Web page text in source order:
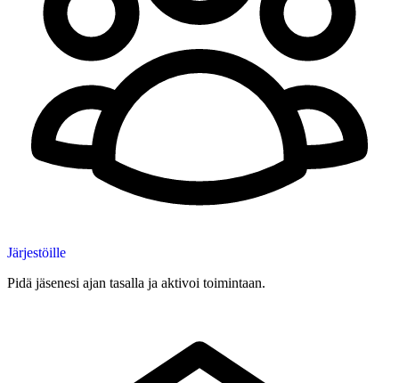
Järjestöille
Pidä jäsenesi ajan tasalla ja aktivoi toimintaan.